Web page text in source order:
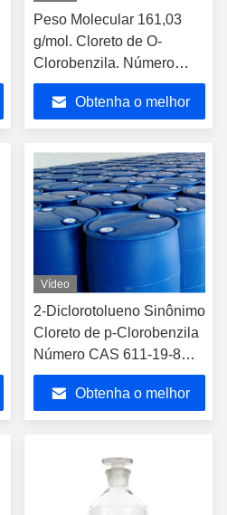
Peso Molecular 161,03
g/mol. Cloreto de O-
Clorobenzila. Número
CAS 611-19-8.
Intermediário químico para
aplicações industriais e
laboratoriais.
Obtenha o melhor
Vídeo
2-Diclorotolueno Sinônimo
Cloreto de p-Clorobenzila
Número CAS 611-19-8
Intermediário Químico
Chave para a Produção
de Corantes e
Obtenha o melhor